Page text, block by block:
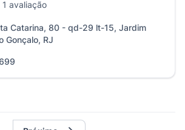
1 avaliação
Catarina, 80 - qd-29 lt-15, Jardim
Gonçalo, RJ